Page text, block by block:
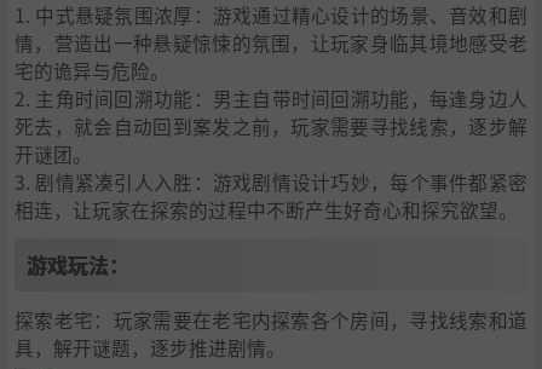
1. 中式悬疑氛围浓厚：游戏通过精心设计的场景、音效和剧
情，营造出一种悬疑惊悚的氛围，让玩家身临其境地感受老
宅的诡异与危险。
2. 主角时间回溯功能：男主自带时间回溯功能，每逢身边人
死去，就会自动回到案发之前，玩家需要寻找线索，逐步解
开谜团。
3. 剧情紧凑引人入胜：游戏剧情设计巧妙，每个事件都紧密
相连，让玩家在探索的过程中不断产生好奇心和探究欲望。
游戏玩法：
探索老宅：玩家需要在老宅内探索各个房间，寻找线索和道
具，解开谜题，逐步推进剧情。